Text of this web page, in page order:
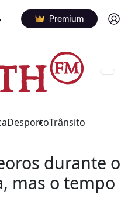
Premium Log in
DesportoTrânsito
durante o
mas o tempo